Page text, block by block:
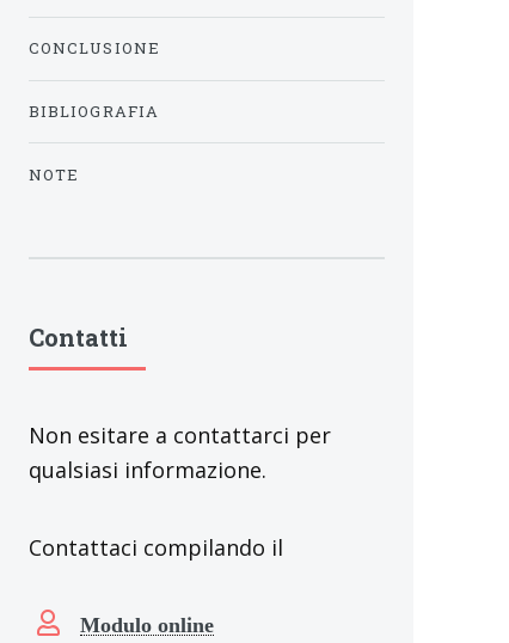
CONCLUSIONE
BIBLIOGRAFIA
NOTE
Contatti
Non esitare a contattarci per
qualsiasi informazione.
Contattaci compilando il
Modulo online